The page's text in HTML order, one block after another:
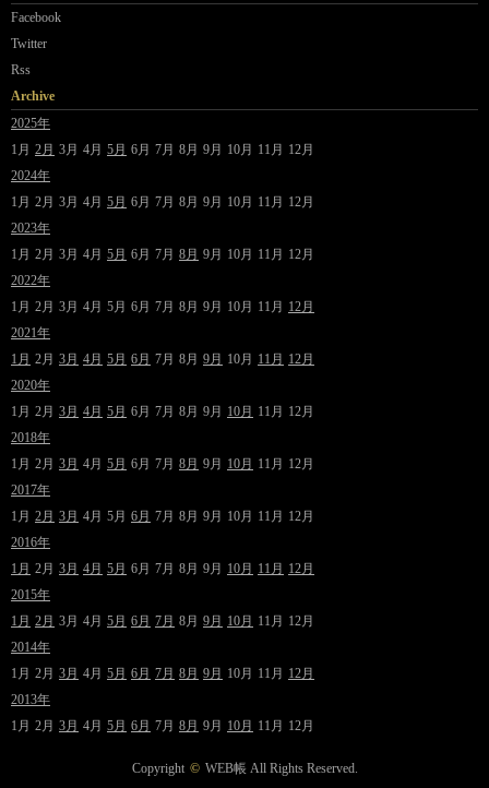
Facebook
Twitter
Rss
Archive
2025年
1月 2月 3月 4月 5月 6月 7月 8月 9月 10月 11月 12月
2024年
1月 2月 3月 4月 5月 6月 7月 8月 9月 10月 11月 12月
2023年
1月 2月 3月 4月 5月 6月 7月 8月 9月 10月 11月 12月
2022年
1月 2月 3月 4月 5月 6月 7月 8月 9月 10月 11月 12月
2021年
1月 2月 3月 4月 5月 6月 7月 8月 9月 10月 11月 12月
2020年
1月 2月 3月 4月 5月 6月 7月 8月 9月 10月 11月 12月
2018年
1月 2月 3月 4月 5月 6月 7月 8月 9月 10月 11月 12月
2017年
1月 2月 3月 4月 5月 6月 7月 8月 9月 10月 11月 12月
2016年
1月 2月 3月 4月 5月 6月 7月 8月 9月 10月 11月 12月
2015年
1月 2月 3月 4月 5月 6月 7月 8月 9月 10月 11月 12月
2014年
1月 2月 3月 4月 5月 6月 7月 8月 9月 10月 11月 12月
2013年
1月 2月 3月 4月 5月 6月 7月 8月 9月 10月 11月 12月
Copyright © WEB帳All Rights Reserved.